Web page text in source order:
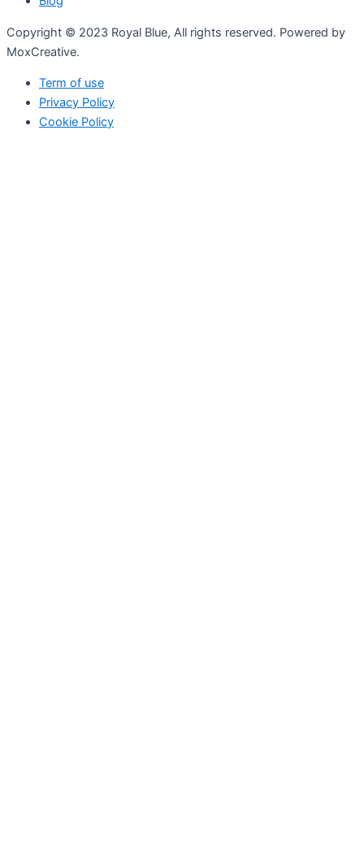
Copyright © 2023 Royal Blue, All rights reserved. Powered by
MoxCreative.
Term of use
Privacy Policy
Cookie Policy